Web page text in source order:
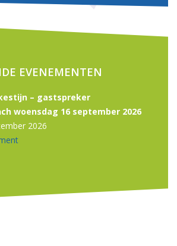
EVENEMENTEN
– gastspreker
woensdag 16 september 2026
2026